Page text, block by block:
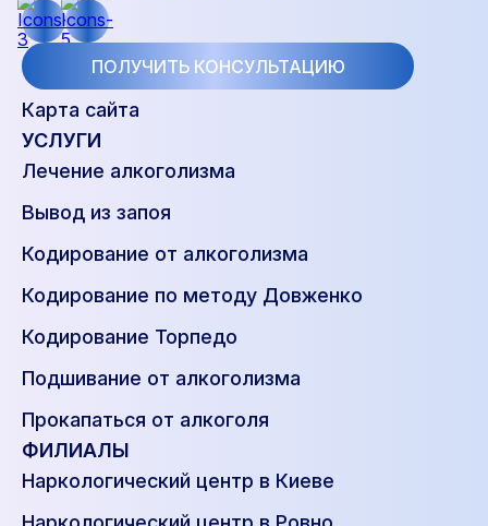
ПОЛУЧИТЬ КОНСУЛЬТАЦИЮ
Карта сайта
УСЛУГИ
Лечение алкоголизма
Вывод из запоя
Кодирование от алкоголизма
Кодирование по методу Довженко
Кодирование Торпедо
Подшивание от алкоголизма
Прокапаться от алкоголя
ФИЛИАЛЫ
Наркологический центр в Киеве